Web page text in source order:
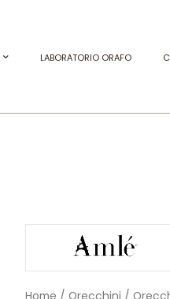
LABORATORIO ORAFO